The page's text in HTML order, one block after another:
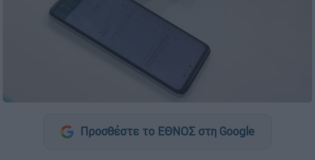
Προσθέστε το ΕΘΝΟΣ στη Google